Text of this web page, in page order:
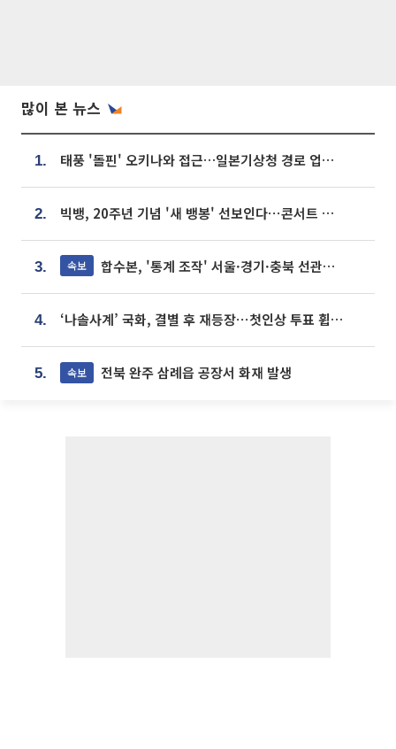
많이 본 뉴스
1. 태풍 '돌핀' 오키나와 접근…일본기상청 경로 업데이트
2. 빅뱅, 20주년 기념 '새 뱅봉' 선보인다⋯콘서트 앞두고 팝업 개최
3. 속보 합수본, '통계 조작' 서울·경기·충북 선관위 등 추가 압수수색
4. ‘나솔사계’ 국화, 결별 후 재등장⋯첫인상 투표 휩쓸고 ‘인기녀’ 등극
5. 속보 전북 완주 삼례읍 공장서 화재 발생